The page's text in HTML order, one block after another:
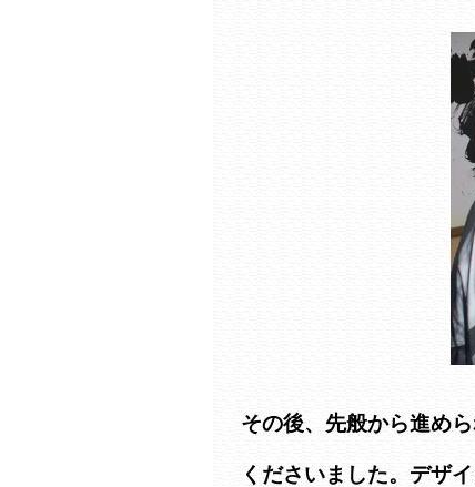
その後、先般から進め
くださいました。デザ